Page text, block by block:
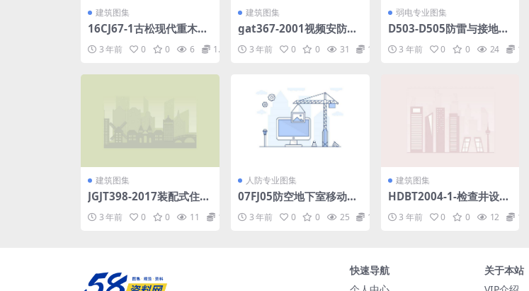
建筑图集
16CJ67-1古松现代重木结
3 年前 0 0 6 1.98
建筑图集
gat367-2001视频安防监
控系统技术要求.pdf
3 年前 0 0 31 1.98
弱电专业图集
D503-D505防雷与接地
（下册）彩色版.pdf
3 年前 0 0 24 1.98
建筑图集
JGJT398-2017装配式住宅
3 年前 0 0 11 1.98
人防专业图集
07FJ05防空地下室移动柴
3 年前 0 0 25 1.98
建筑图集
HDBT2004-1-检查井设计
3 年前 0 0 12 1.98
快速导航
关于本站